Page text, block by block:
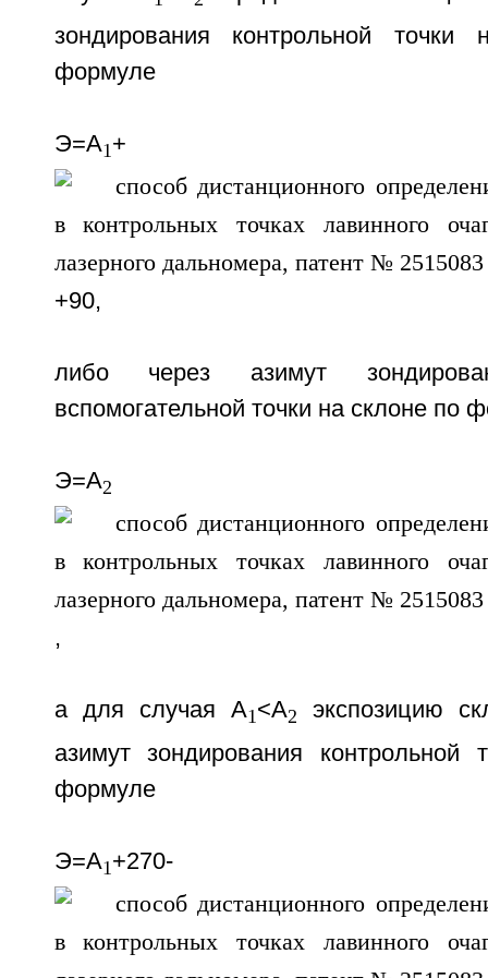
зондирования контрольной
формуле
Э=А1+
+90,
либо через азимут
вспомогательной точки на склоне по
Э=А2
,
а для случая А1<А2
экспозицию
азимут зондирования контрольной
формуле
Э=А1 +270-